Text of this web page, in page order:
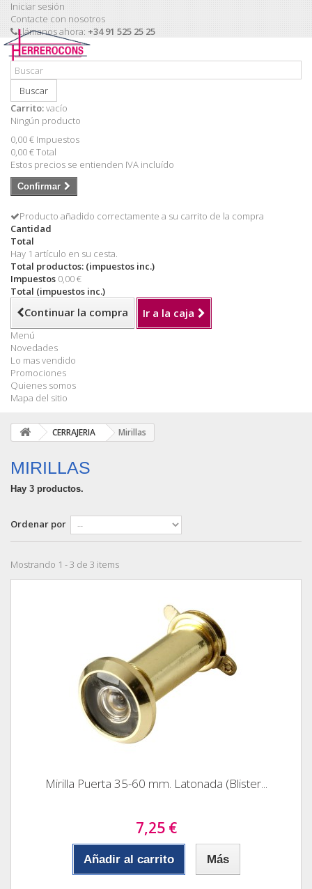
Iniciar sesión
Contacte con nosotros
Llámanos ahora: +34 91 525 25 25
Buscar
Carrito:vacío
Ningún producto
0,00 € Impuestos
0,00 €Total
Estos precios se entienden IVA incluído
Confirmar
Producto añadido correctamente a su carrito de la compra
Cantidad
Total
Hay 1 artículo en su cesta.
Total productos: (impuestos inc.)
Impuestos 0,00 €
Total (impuestos inc.)
Continuar la compra Ir a la caja
Menú
Novedades
Lo mas vendido
Promociones
Quienes somos
Mapa del sitio
CERRAJERIA Mirillas
MIRILLAS
Hay 3 productos.
Ordenar por
Mostrando 1 - 3 de 3 items
Mirilla Puerta 35-60 mm. Latonada (Blister...
7,25 €
Añadir al carrito Más